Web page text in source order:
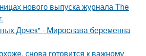
нового выпуска журнала The
Дочек" - Мирослава беременна
снова готовится к важному